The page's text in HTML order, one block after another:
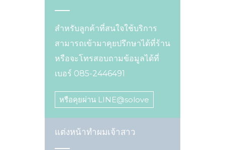
สำหรับลูกค้าที่สนใจใช้บริการ
สามารถเข้ามาคุยปรึกษาได้ที่ร้าน
หรือจะโทรสอบถามข้อมูลได้ที่
เบอร์ 085-2446491
หรือคุยผ่าน LINE@solove
แต่งหน้าทำผมเจ้าสาว